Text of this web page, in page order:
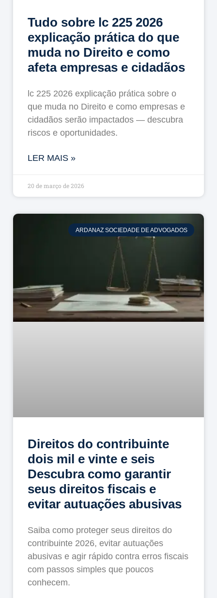
Tudo sobre lc 225 2026
explicação prática do que
muda no Direito e como
afeta empresas e cidadãos
lc 225 2026 explicação prática sobre o
que muda no Direito e como empresas e
cidadãos serão impactados — descubra
riscos e oportunidades.
LER MAIS »
20 de março de 2026
ARDANAZ SOCIEDADE DE ADVOGADOS
Direitos do contribuinte
dois mil e vinte e seis
Descubra como garantir
seus direitos fiscais e
evitar autuações abusivas
Saiba como proteger seus direitos do
contribuinte 2026, evitar autuações
abusivas e agir rápido contra erros fiscais
com passos simples que poucos
conhecem.